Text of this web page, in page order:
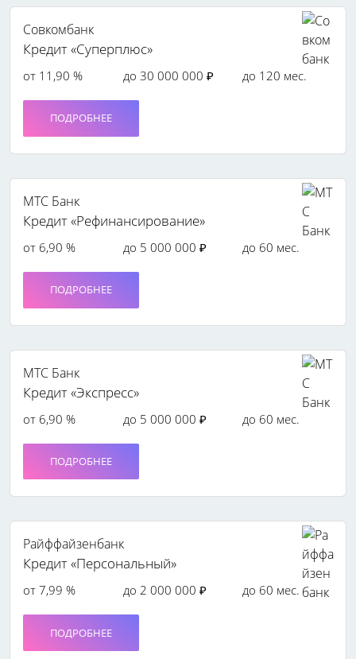
Совкомбанк
Кредит «Суперплюс»
от 11,90 % до 30 000 000 ₽ до 120 мес.
ПОДРОБНЕЕ
МТС Банк
Кредит «Рефинансирование»
от 6,90 % до 5 000 000 ₽ до 60 мес.
ПОДРОБНЕЕ
МТС Банк
Кредит «Экспресс»
от 6,90 % до 5 000 000 ₽ до 60 мес.
ПОДРОБНЕЕ
Райффайзенбанк
Кредит «Персональный»
от 7,99 % до 2 000 000 ₽ до 60 мес.
ПОДРОБНЕЕ